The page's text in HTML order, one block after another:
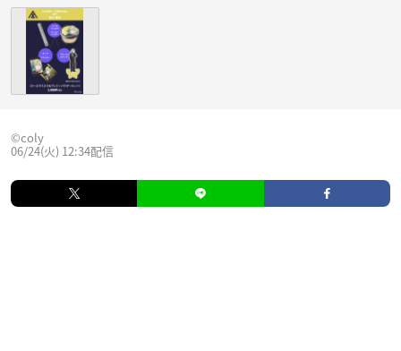
©coly
06/24(火) 12:34配信